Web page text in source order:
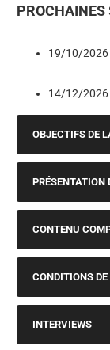
PROCHAINES
19/10/
14/12/
OBJECTIFS DE
PRÉSENTATION
CONTENU
CONDITIONS
INTERVIEWS